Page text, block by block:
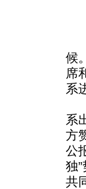
候
席
系
系
方
公
独
共